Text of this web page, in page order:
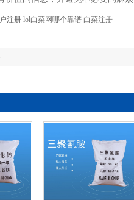
注册 lol白菜网哪个靠谱 白菜注册